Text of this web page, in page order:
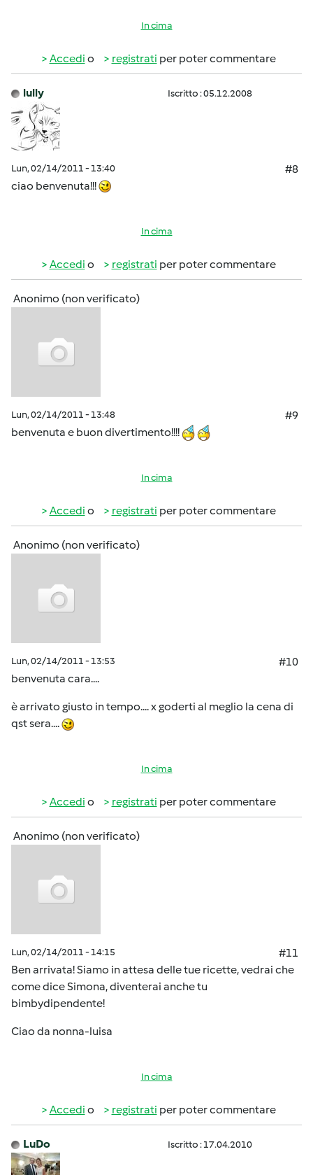
In cima
Accedi o registrati per poter commentare
lully Iscritto : 05.12.2008
Lun, 02/14/2011 - 13:40
#8
ciao benvenuta!!!
In cima
Accedi o registrati per poter commentare
Anonimo (non verificato)
Lun, 02/14/2011 - 13:48
#9
benvenuta e buon divertimento!!!!
In cima
Accedi o registrati per poter commentare
Anonimo (non verificato)
Lun, 02/14/2011 - 13:53
#10
benvenuta cara....
è arrivato giusto in tempo.... x goderti al meglio la cena di
qst sera....
In cima
Accedi o registrati per poter commentare
Anonimo (non verificato)
Lun, 02/14/2011 - 14:15
#11
Ben arrivata! Siamo in attesa delle tue ricette, vedrai che
come dice Simona, diventerai anche tu
bimbydipendente!
Ciao da nonna-luisa
In cima
Accedi o registrati per poter commentare
LuDo Iscritto : 17.04.2010